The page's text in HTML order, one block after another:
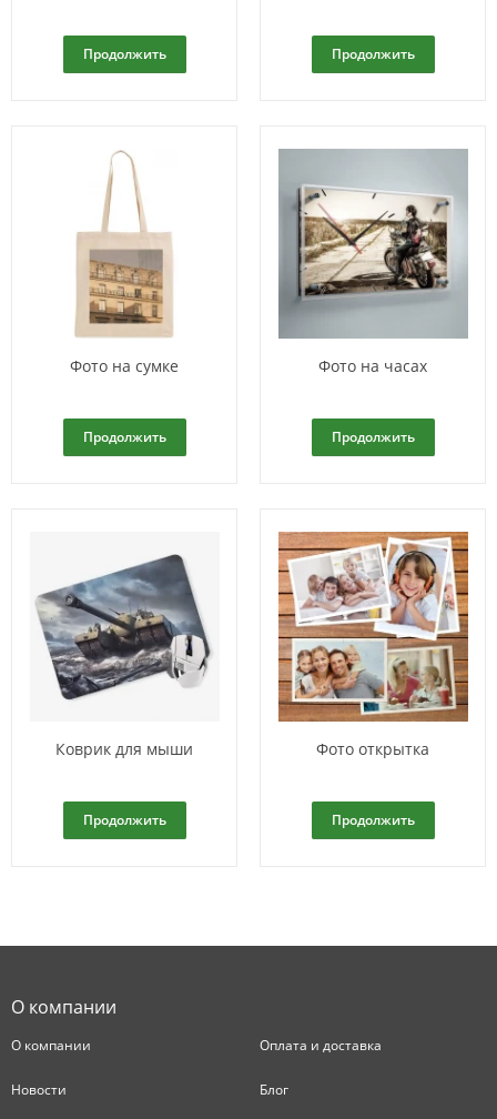
Продолжить Продолжить
Фото на сумке
Продолжить
Фото на часах
Продолжить
Коврик для мыши
Продолжить
Фото открытка
Продолжить
О компании
О компании Оплата и доставка
Новости Блог